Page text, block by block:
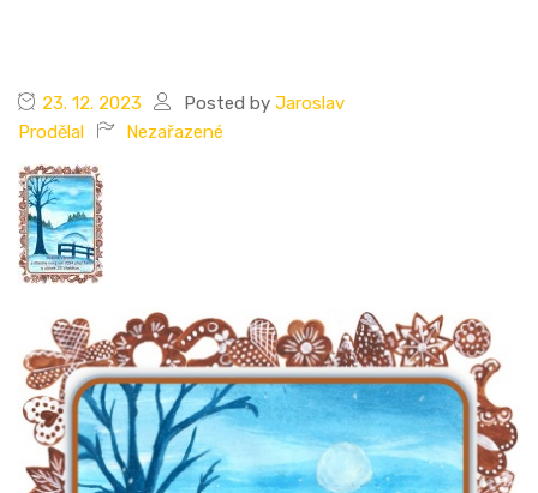
23. 12. 2023 Posted by Jaroslav
Prodělal
Nezařazené